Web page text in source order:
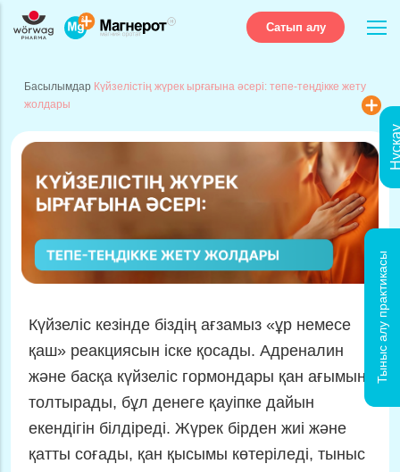
Тыныс алу практикасы
Сатып алу
Басылымдар Күйзелістің жүрек ырғағына әсері: тепе-теңдікке жету
жолдары
Күйзелістіңжүрек ырғағына әсері:
Күйзеліс кезінде біздің ағзамыз «ұр немесе
қаш» реакциясын іске қосады. Адреналин
және басқа күйзеліс гормондары қан ағымын
толтырады, бұл денеге қауіпке дайын
екендігін білдіреді. Жүрек бірден жиі және
қатты соғады, қан қысымы көтеріледі, тыныс